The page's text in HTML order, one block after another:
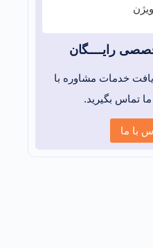
رایــــگان
خدمات مشاوره با
تماس بگیرید.
با ما